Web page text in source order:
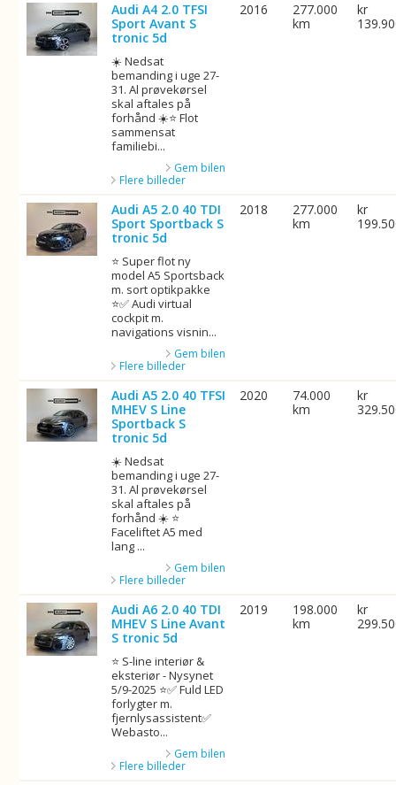
Audi A4 2.0 TFSI
Sport Avant S
tronic 5d
☀️ Nedsat
bemanding i uge 27-
31. Al prøvekørsel
skal aftales på
forhånd ☀️⭐ Flot
sammensat
familiebi...
Gem bilen
Flere billeder
2016
277.000
km
kr
Audi A5 2.0 40 TDI
Sport Sportback S
tronic 5d
⭐ Super flot ny
model A5 Sportsback
m. sort optikpakke
⭐✅ Audi virtual
cockpit m.
navigations visnin...
Gem bilen
Flere billeder
2018
277.000
km
kr
Audi A5 2.0 40 TFSI
MHEV S Line
Sportback S
tronic 5d
☀️ Nedsat
bemanding i uge 27-
31. Al prøvekørsel
skal aftales på
forhånd ☀️ ⭐
Faceliftet A5 med
lang ...
Gem bilen
Flere billeder
2020
74.000
km
kr
Audi A6 2.0 40 TDI
MHEV S Line Avant
S tronic 5d
⭐ S-line interiør &
eksteriør - Nysynet
5/9-2025 ⭐✅ Fuld LED
forlygter m.
fjernlysassistent✅
Webasto...
Gem bilen
Flere billeder
2019
198.000
km
kr